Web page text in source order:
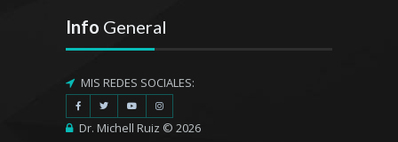
Info General
MIS REDES SOCIALES:
Dr. Michell Ruiz © 2026